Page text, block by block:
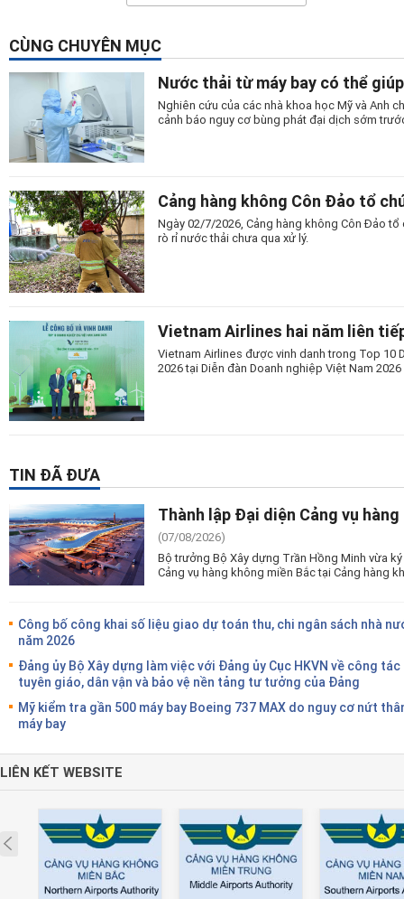
CÙNG CHUYÊN MỤC
Nước thải từ máy bay có thể
Nghiên cứu của các nhà khoa học Mỹ và Anh
cảnh báo nguy cơ bùng phát đại dịch sớm
Cảng hàng không Côn Đảo tổ
Ngày 02/7/2026, Cảng hàng không Côn Đảo
rò rỉ nước thải chưa qua xử lý.
Vietnam Airlines hai năm liên
Vietnam Airlines được vinh danh trong Top 10
2026 tại Diễn đàn Doanh nghiệp Việt Nam
TIN ĐÃ ĐƯA
Thành lập Đại diện Cảng vụ
(07/08/2026)
Bộ trưởng Bộ Xây dựng Trần Hồng Minh vừa
Cảng vụ hàng không miền Bắc tại Cảng hàng
Công bố công khai số liệu giao dự toán thu, chi ngân sách nhà
năm 2026
Đảng ủy Bộ Xây dựng làm việc với Đảng ủy Cục HKVN về công tác
tuyên giáo, dân vận và bảo vệ nền tảng tư tưởng của Đảng
Mỹ kiểm tra gần 500 máy bay Boeing 737 MAX do nguy cơ nứt
máy bay
LIÊN KẾT WEBSITE
Prev